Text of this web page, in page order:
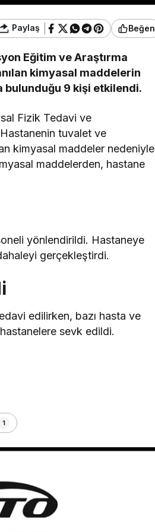
Paylaş Beğen
Eğitim ve Araştırma
kimyasal maddelerin
bulunduğu 9 kişi etkilendi.
Fizik Tedavi ve
tuvalet ve
kimyasal maddeler nedeniyle
maddelerden, hastane
yönlendirildi. Hastaneye
gerçekleştirdi.
edilirken, bazı hasta ve
sevk edildi.
1